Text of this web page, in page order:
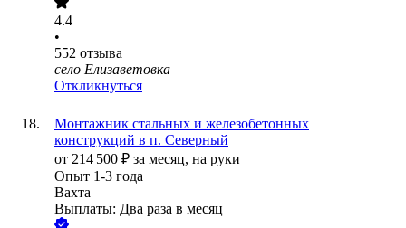
4.4
•
552 отзыва
село Елизаветовка
Откликнуться
Монтажник стальных и железобетонных
конструкций в п. Северный
от 214 500 ₽ за месяц, на руки
Опыт 1-3 года
Вахта
Выплаты: Два раза в месяц